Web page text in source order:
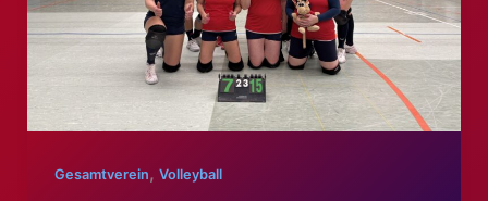
Gesamtverein, Volleyball